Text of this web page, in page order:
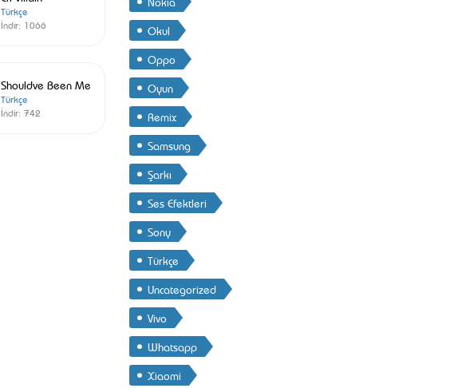
Türkçe
İndir: 1066
Shouldve Been Me
Türkçe
İndir: 742
Okul
Oppo
Oyun
Remix
Samsung
Şarkı
Ses Efektleri
Sony
Türkçe
Uncategorized
Vivo
Whatsapp
Xiaomi